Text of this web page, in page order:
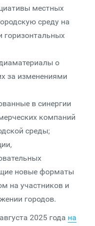
местных
среду на
горизонтальных
о
за изменениями
в синергии
компаний
среды;
новые форматы
на участников и
городов.
2025 года на